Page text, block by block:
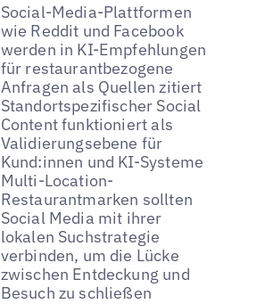
Social-Media-Plattformen
wie Reddit und Facebook
werden in KI-Empfehlungen
für restaurantbezogene
Anfragen als Quellen zitiert
Standortspezifischer Social
Content funktioniert als
Validierungsebene für
Kund:innen und KI-Systeme
Multi-Location-
Restaurantmarken sollten
Social Media mit ihrer
lokalen Suchstrategie
verbinden, um die Lücke
zwischen Entdeckung und
Besuch zu schließen